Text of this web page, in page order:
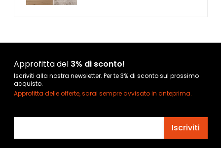
Approfitta del 3% di sconto!
Iscriviti alla nostra newsletter. Per te 3% di sconto sul prossimo
acquisto.
Approfitta delle offerte, sarai sempre avvisato in anteprima.
Iscriviti